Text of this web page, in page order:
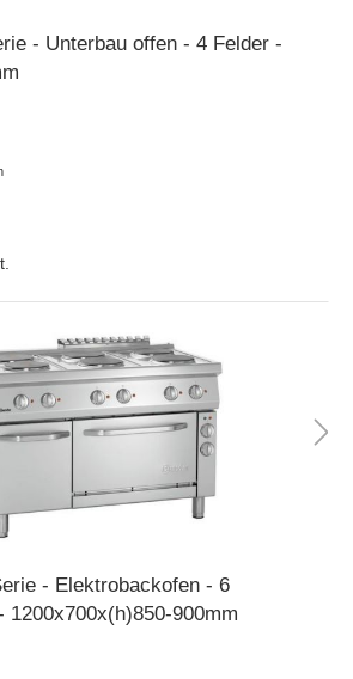
- Unterbau offen - 4 Felder -
- Elektrobackofen - 6
1200x700x(h)850-900mm